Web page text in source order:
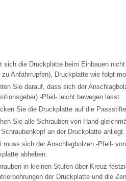
sich die Druckplatte beim Einbauen
zu Anfahrrupfen), Druckplatte wie folgt
Sie darauf, dass sich der
-Pfeil- leicht bewegen lässt.
Sie die Druckplatte auf die
Sie alle Schrauben von Hand
an der Druckplatte anliegt.
muss sich der Anschlagbolzen -Pfeil-
abheben.
in kleinen Stufen über Kreuz
der Druckplatte und die